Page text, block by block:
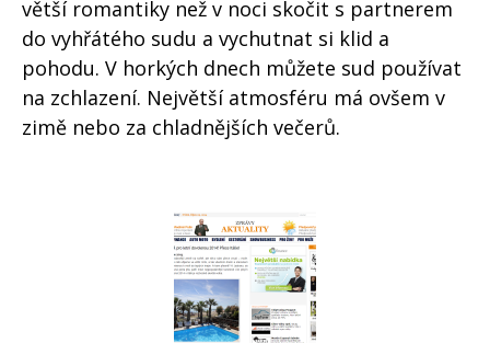
větší romantiky než v noci skočit s partnerem
do vyhřátého sudu a vychutnat si klid a
pohodu. V horkých dnech můžete sud používat
na zchlazení. Největší atmosféru má ovšem v
zimě nebo za chladnějších večerů.